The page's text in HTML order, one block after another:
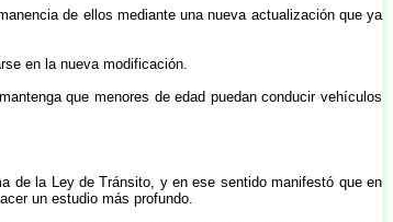
de ellos mediante una nueva actualización que ya
en la nueva modificación.
que menores de edad puedan conducir vehículos
de la Ley de Tránsito, y en ese sentido manifestó que en
un estudio más profundo.